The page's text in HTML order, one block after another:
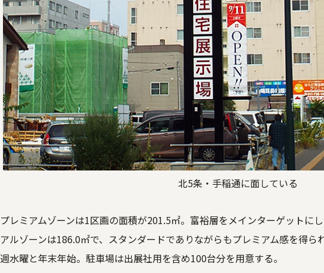
北5条・手稲通に面している
プレミアムゾーンは1区画の面積が201.5㎡。富裕層をメインターゲットに
アルゾーンは186.0㎡で、スタンダードでありながらもプレミアム感を得
週水曜と年末年始。駐車場は出展社用を含め100台分を用意する。